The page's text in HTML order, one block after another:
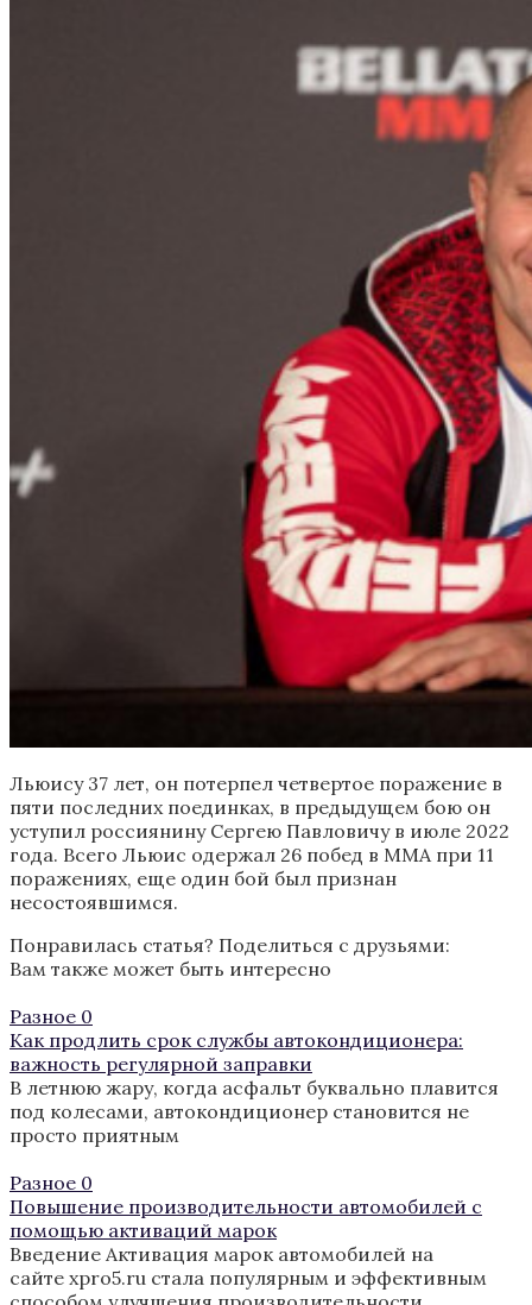
Льюису 37 лет, он потерпел четвертое поражение в
пяти последних поединках, в предыдущем бою он
уступил россиянину Сергею Павловичу в июле 2022
года. Всего Льюис одержал 26 побед в ММА при 11
поражениях, еще один бой был признан
несостоявшимся.
Понравилась статья? Поделиться с друзьями:
Вам также может быть интересно
Разное 0
Как продлить срок службы автокондиционера:
важность регулярной заправки
В летнюю жару, когда асфальт буквально плавится
под колесами, автокондиционер становится не
просто приятным
Разное 0
Повышение производительности автомобилей с
помощью активаций марок
Введение Активация марок автомобилей на
сайте xpro5.ru стала популярным и эффективным